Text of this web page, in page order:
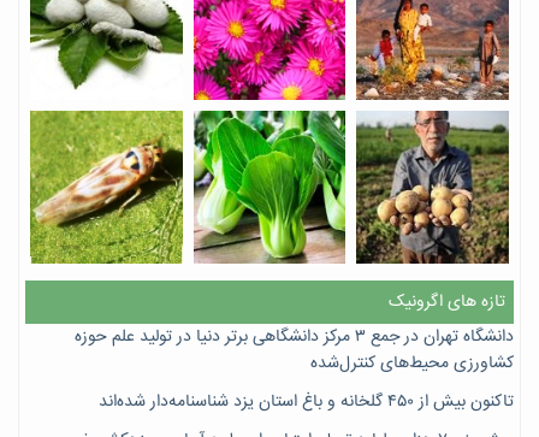
تازه های اگرونیک
دانشگاه تهران در جمع ۳ مرکز دانشگاهی برتر دنیا در تولید علم حوزه
کشاورزی محیط‌های کنترل‌شده
تاکنون بیش از ۴۵۰ گلخانه و باغ استان یزد شناسنامه‌دار شده‌اند